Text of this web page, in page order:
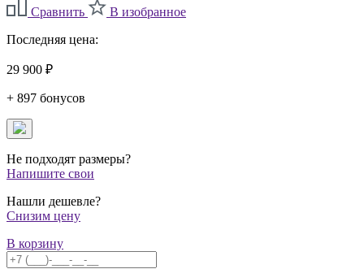
Сравнить
В изобранное
Последняя цена:
29 900 ₽
+ 897 бонусов
Не подходят размеры?
Напишите свои
Нашли дешевле?
Снизим цену
В корзину